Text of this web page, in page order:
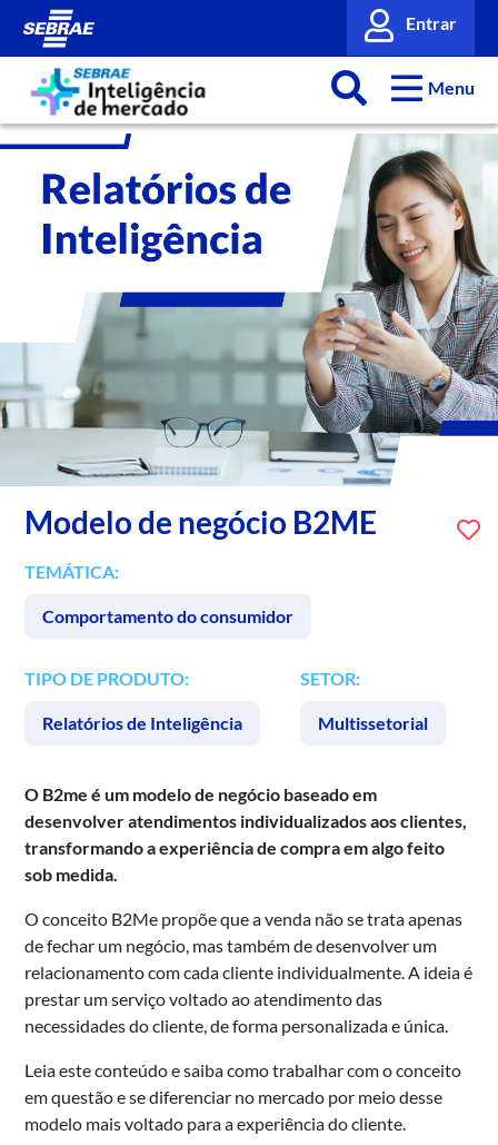
Entrar
Menu
Modelo de negócio B2ME
TEMÁTICA:
Comportamento do consumidor
TIPO DE PRODUTO:
Relatórios de Inteligência
SETOR:
Multissetorial
O B2me é um modelo de negócio baseado em
desenvolver atendimentos individualizados aos clientes,
transformando a experiência de compra em algo feito
sob medida.
O conceito B2Me propõe que a venda não se trata apenas
de fechar um negócio, mas também de desenvolver um
relacionamento com cada cliente individualmente. A ideia é
prestar um serviço voltado ao atendimento das
necessidades do cliente, de forma personalizada e única.
Leia este conteúdo e saiba como trabalhar com o conceito
em questão e se diferenciar no mercado por meio desse
modelo mais voltado para a experiência do cliente.